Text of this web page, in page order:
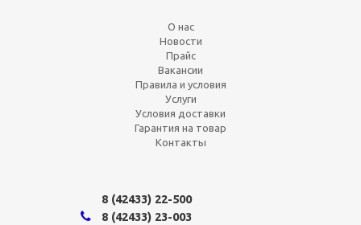
О нас
Новости
Прайс
Вакансии
Правила и условия
Услуги
Условия доставки
Гарантия на товар
Контакты
8 (42433) 22-500
8 (42433) 23-003